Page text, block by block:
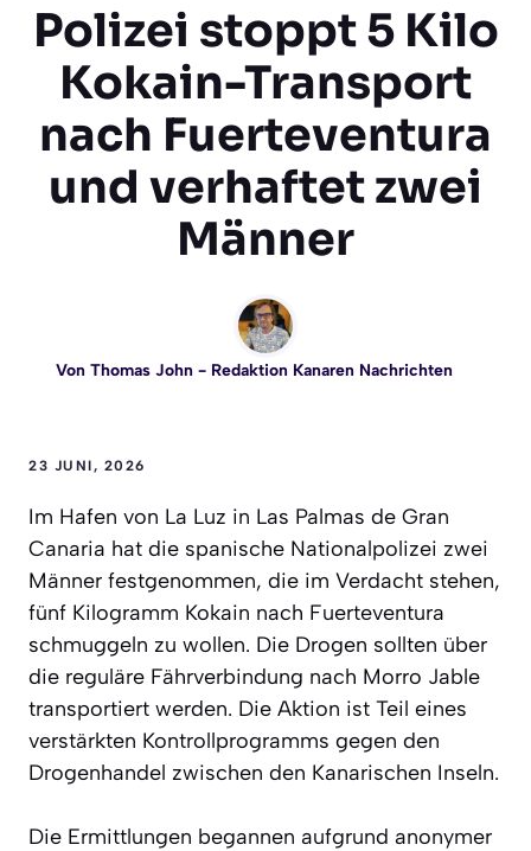
Polizei stoppt 5 Kilo
Kokain-Transport
nach Fuerteventura
und verhaftet zwei
Männer
Von Thomas John- Redaktion Kanaren Nachrichten
23 JUNI, 2026
Im Hafen von La Luz in Las Palmas de Gran
Canaria hat die spanische Nationalpolizei zwei
Männer festgenommen, die im Verdacht stehen,
fünf Kilogramm Kokain nach Fuerteventura
schmuggeln zu wollen. Die Drogen sollten über
die reguläre Fährverbindung nach Morro Jable
transportiert werden. Die Aktion ist Teil eines
verstärkten Kontrollprogramms gegen den
Drogenhandel zwischen den Kanarischen Inseln.
Die Ermittlungen begannen aufgrund anonymer